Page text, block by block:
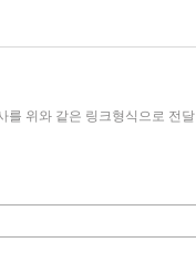
를 위와 같은 링크형식으로 전달